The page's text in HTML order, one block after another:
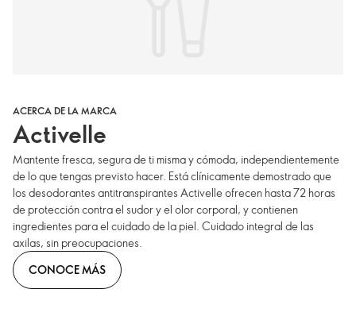
ACERCA DE LA MARCA
Activelle
Mantente fresca, segura de ti misma y cómoda, independientemente
de lo que tengas previsto hacer. Está clínicamente demostrado que
los desodorantes antitranspirantes Activelle ofrecen hasta 72 horas
de protección contra el sudor y el olor corporal, y contienen
ingredientes para el cuidado de la piel. Cuidado integral de las
axilas, sin preocupaciones.
CONOCE MÁS